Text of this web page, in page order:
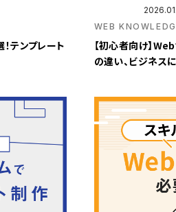
テンプレート
WEB
【初心者向け】
の違い、ビジネス